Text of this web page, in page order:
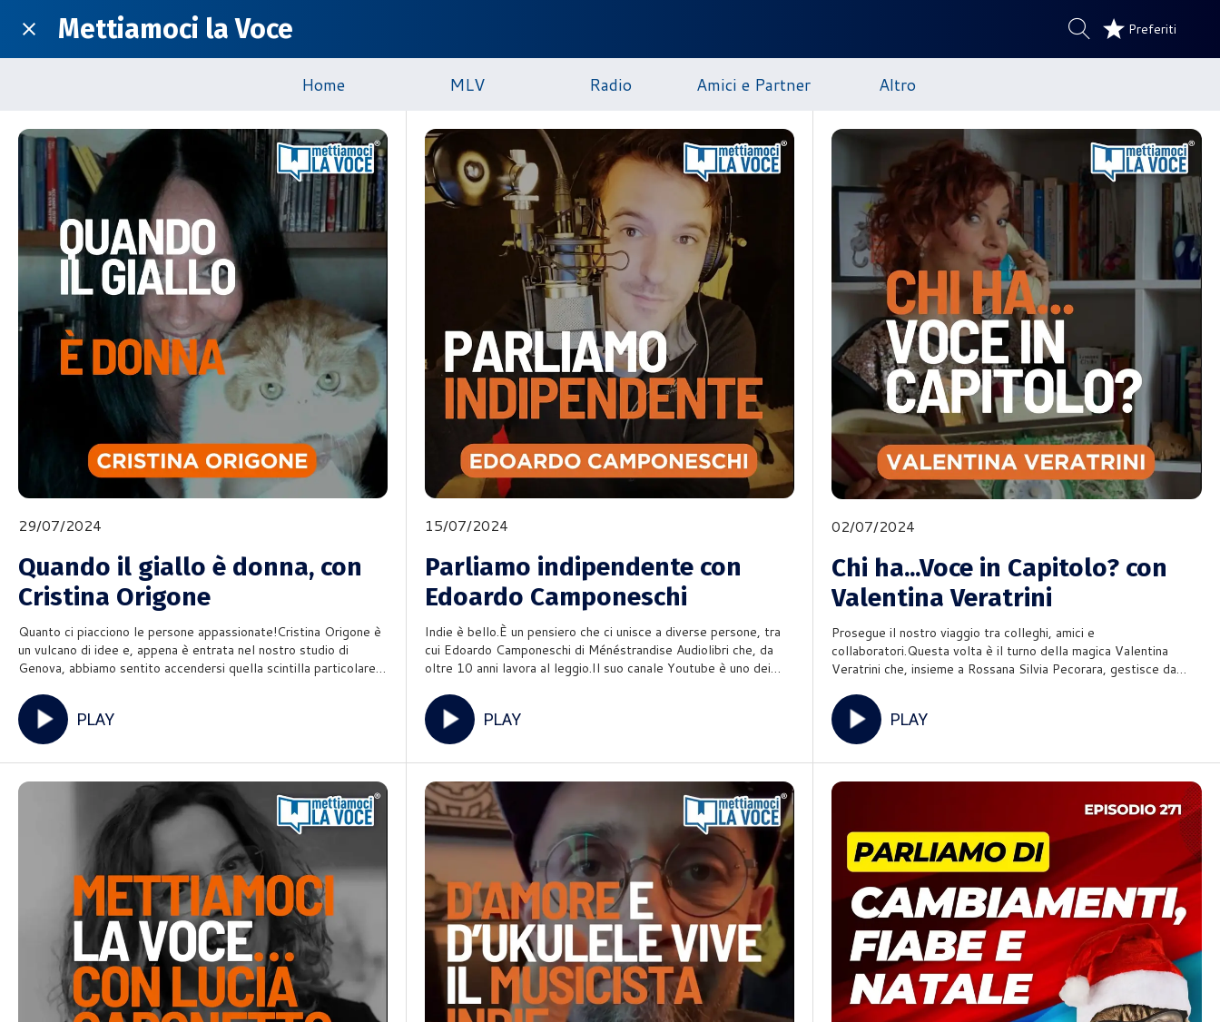
Mettiamoci la Voce Preferiti
Home MLV Radio Amici e Partner Altro
29/07/2024
Quando il giallo è donna, con
Cristina Origone
Quanto ci piacciono le persone appassionate!Cristina Origone è
un vulcano di idee e, appena è entrata nel nostro studio di
Genova, abbiamo sentito accendersi quella scintilla particolare
lei.Scrittrice, autrice per Golem Edizione, HarperCollin
PLAY
15/07/2024
Parliamo indipendente con
Edoardo Camponeschi
Indie è bello.È un pensiero che ci unisce a diverse persone, tra
cui Edoardo Camponeschi di Ménéstrandise Audiolibri che, da
oltre 10 anni lavora al leggio.Il suo canale Youtube è uno dei
per ascoltare o per…rubare con le orecchie.Insi
PLAY
02/07/2024
Chi ha...Voce in Capitolo? con
Valentina Veratrini
Prosegue il nostro viaggio tra colleghi, amici e
collaboratori.Questa volta è il turno della magica Valentina
Veratrini che, insieme a Rossana Silvia Pecorara, gestisce da
lei parliamo appassionatamente di voce, di recitazione, di equ
PLAY